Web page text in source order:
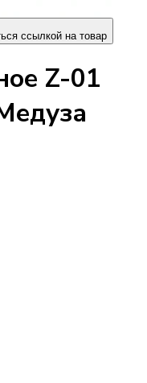
ссылкой на товар
Z-01